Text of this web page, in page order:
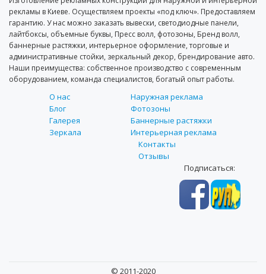
рекламы в Киеве. Осуществляем проекты «под ключ». Предоставляем
гарантию. У нас можно заказать вывески, светодиодные панели,
лайтбоксы, объемные буквы, Пресс волл, фотозоны, Бренд волл,
баннерные растяжки, интерьерное оформление, торговые и
административные стойки, зеркальный декор, брендирование авто.
Наши преимущества: собственное производство с современным
оборудованием, команда специалистов, богатый опыт работы.
О нас
Блог
Галерея
Зеркала
Наружная реклама
Фотозоны
Баннерные растяжки
Интерьерная реклама
Контакты
Отзывы
Подписаться:
© 2011-2020